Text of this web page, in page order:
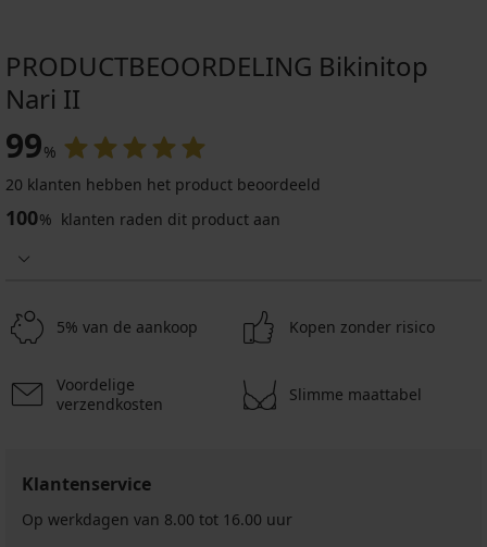
PRODUCTBEOORDELING Bikinitop
Nari II
99%
20 klanten hebben het product beoordeeld
100% klanten raden dit product aan
5% van de aankoop Kopen zonder risico
Voordelige
verzendkosten
Slimme maattabel
Klantenservice
Op werkdagen van 8.00 tot 16.00 uur